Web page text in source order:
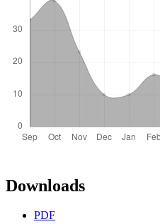
Downloads
PDF